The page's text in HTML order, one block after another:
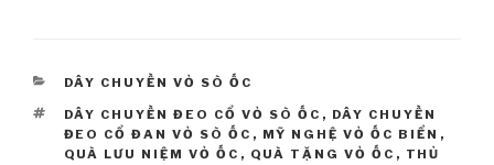
CATEGORIES
DÂY CHUYỀN VỎ SÒ ỐC
TAGS
DÂY CHUYỀN ĐEO CỔ VỎ SÒ ỐC , DÂY CHUYỀN
ĐEO CỔ ĐAN VỎ SÒ ỐC , MỸ NGHỆ VỎ ỐC BIỂN ,
QUÀ LƯU NIỆM VỎ ỐC , QUÀ TẶNG VỎ ỐC , THỦ